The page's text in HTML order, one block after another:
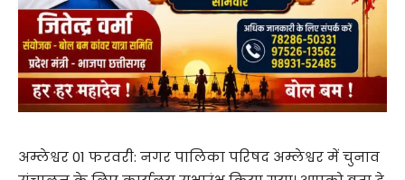
अम्लेश्वर 01 फरवरी: नगर पालिका परिषद अम्लेश्वर में चुनाव